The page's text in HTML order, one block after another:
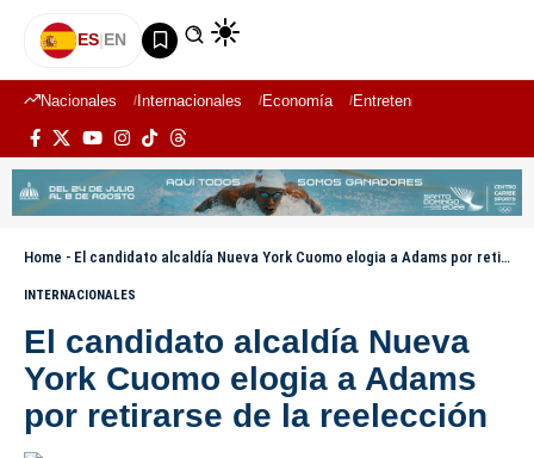
ES|EN
Nacionales Internacionales Economía Entretenimiento
Home - El candidato alcaldía Nueva York Cuomo elogia a Adams por retirarse de la reelección
INTERNACIONALES
El candidato alcaldía Nueva
York Cuomo elogia a Adams
por retirarse de la reelección